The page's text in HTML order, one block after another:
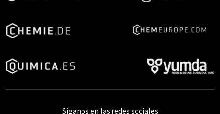
Síganos en las redes sociales